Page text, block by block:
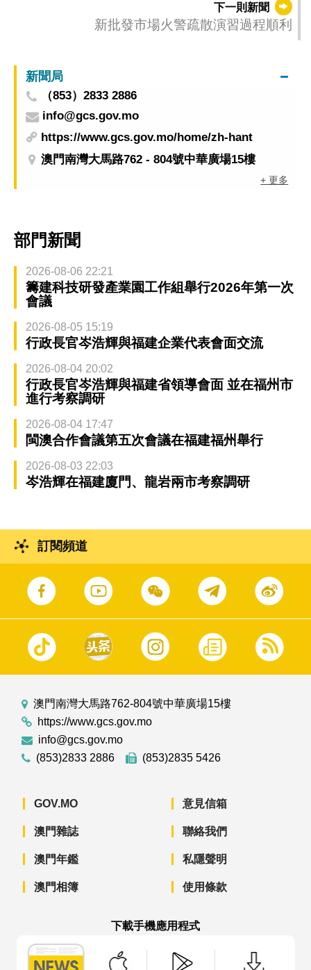
下一則新聞
新批發市場火警疏散演習過程順利
新聞局
（853）2833 2886
info@gcs.gov.mo
https://www.gcs.gov.mo/home/zh-hant
澳門南灣大馬路762 - 804號中華廣場15樓
+ 更多
部門新聞
2026-08-06 22:21
籌建科技研發產業園工作組舉行2026年第一次
會議
2026-08-05 15:19
行政長官岑浩輝與福建企業代表會面交流
2026-08-04 20:02
行政長官岑浩輝與福建省領導會面 並在福州市
進行考察調研
2026-08-04 17:47
閩澳合作會議第五次會議在福建福州舉行
2026-08-03 22:03
岑浩輝在福建廈門、龍岩兩市考察調研
訂閱頻道
澳門南灣大馬路762-804號中華廣場15樓
https://www.gcs.gov.mo
info@gcs.gov.mo
(853)2833 2886
(853)2835 5426
GOV.MO
澳門雜誌
澳門年鑑
澳門相簿
意見信箱
聯絡我們
私隱聲明
使用條款
下載手機應用程式